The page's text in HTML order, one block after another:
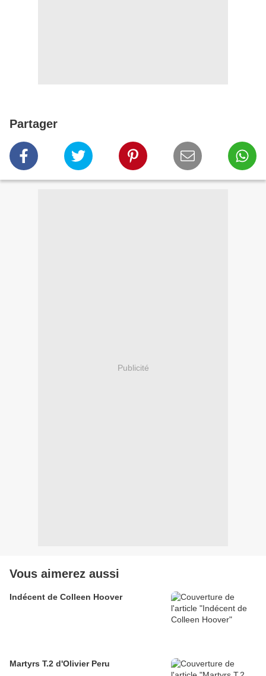
Partager
Publicité
Vous aimerez aussi
Indécent de Colleen Hoover
Martyrs T.2 d'Olivier Peru